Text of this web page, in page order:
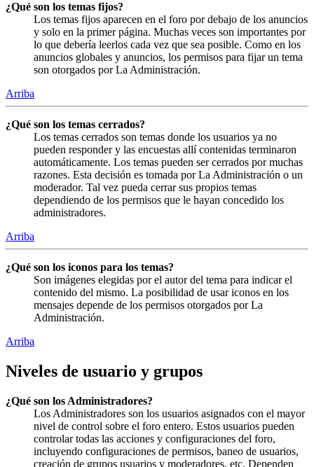
¿Qué son los temas fijos?
Los temas fijos aparecen en el foro por debajo de los anuncios
y solo en la primer página. Muchas veces son importantes por
lo que debería leerlos cada vez que sea posible. Como en los
anuncios globales y anuncios, los permisos para fijar un tema
son otorgados por La Administración.
Arriba
¿Qué son los temas cerrados?
Los temas cerrados son temas donde los usuarios ya no
pueden responder y las encuestas allí contenidas terminaron
automáticamente. Los temas pueden ser cerrados por muchas
razones. Esta decisión es tomada por La Administración o un
moderador. Tal vez pueda cerrar sus propios temas
dependiendo de los permisos que le hayan concedido los
administradores.
Arriba
¿Qué son los iconos para los temas?
Son imágenes elegidas por el autor del tema para indicar el
contenido del mismo. La posibilidad de usar iconos en los
mensajes depende de los permisos otorgados por La
Administración.
Arriba
Niveles de usuario y grupos
¿Qué son los Administradores?
Los Administradores son los usuarios asignados con el mayor
nivel de control sobre el foro entero. Estos usuarios pueden
controlar todas las acciones y configuraciones del foro,
incluyendo configuraciones de permisos, baneo de usuarios,
creación de grupos usuarios y moderadores, etc. Dependen